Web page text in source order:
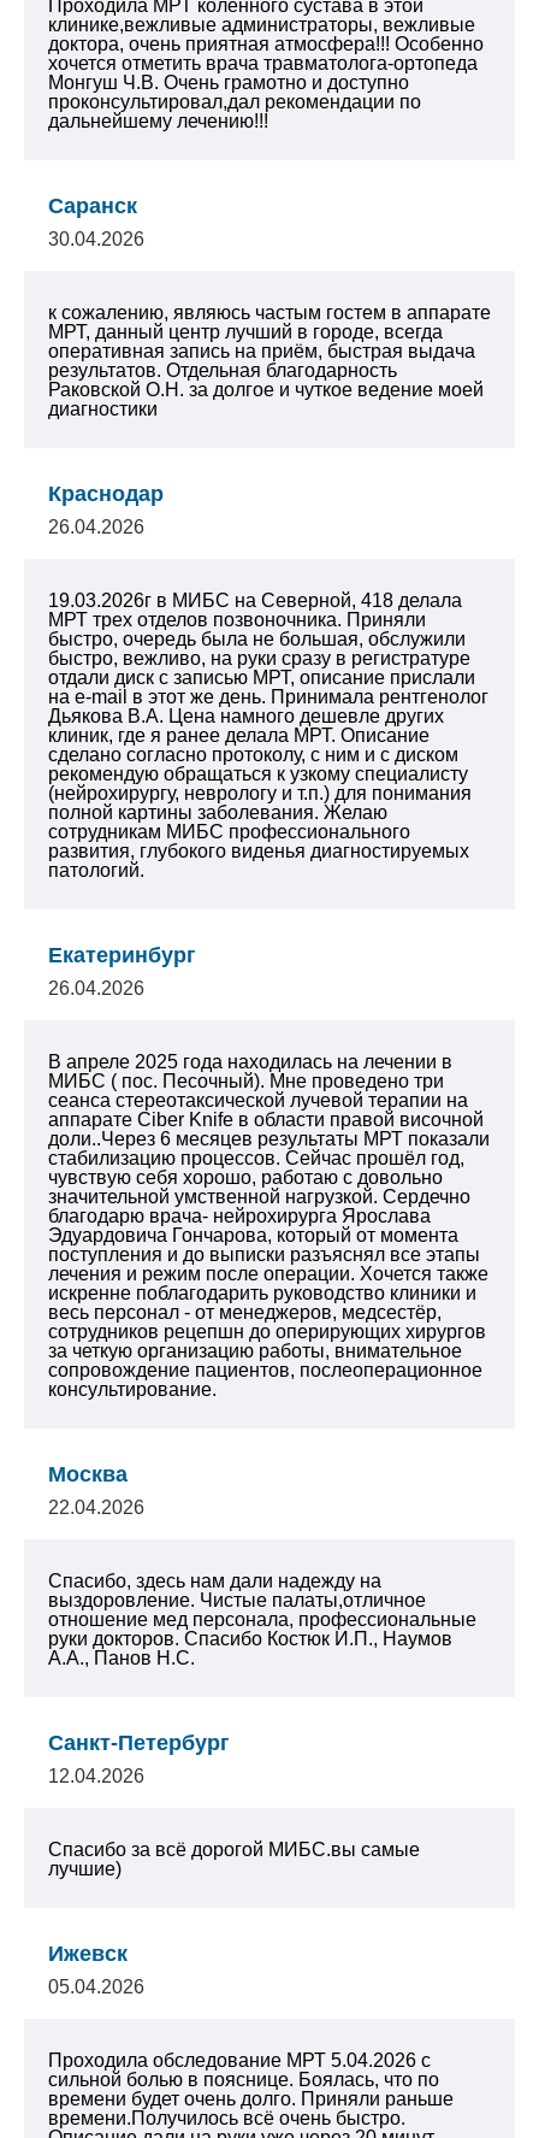
Проходила МРТ коленного сустава в этой
клинике,вежливые администраторы, вежливые
доктора, очень приятная атмосфера!!! Особенно
хочется отметить врача травматолога-ортопеда
Монгуш Ч.В. Очень грамотно и доступно
проконсультировал,дал рекомендации по
дальнейшему лечению!!!
Саранск
30.04.2026
к сожалению, являюсь частым гостем в аппарате
МРТ, данный центр лучший в городе, всегда
оперативная запись на приём, быстрая выдача
результатов. Отдельная благодарность
Раковской О.Н. за долгое и чуткое ведение моей
диагностики
Краснодар
26.04.2026
19.03.2026г в МИБС на Северной, 418 делала
МРТ трех отделов позвоночника. Приняли
быстро, очередь была не большая, обслужили
быстро, вежливо, на руки сразу в регистратуре
отдали диск с записью МРТ, описание прислали
на e-mail в этот же день. Принимала рентгенолог
Дьякова В.А. Цена намного дешевле других
клиник, где я ранее делала МРТ. Описание
сделано согласно протоколу, с ним и с диском
рекомендую обращаться к узкому специалисту
(нейрохирургу, неврологу и т.п.) для понимания
полной картины заболевания. Желаю
сотрудникам МИБС профессионального
развития, глубокого виденья диагностируемых
патологий.
Екатеринбург
26.04.2026
В апреле 2025 года находилась на лечении в
МИБС ( пос. Песочный). Мне проведено три
сеанса стереотаксической лучевой терапии на
аппарате Ciber Knife в области правой височной
доли..Через 6 месяцев результаты МРТ показали
стабилизацию процессов. Сейчас прошёл год,
чувствую себя хорошо, работаю с довольно
значительной умственной нагрузкой. Сердечно
благодарю врача- нейрохирурга Ярослава
Эдуардовича Гончарова, который от момента
поступления и до выписки разъяснял все этапы
лечения и режим после операции. Хочется также
искренне поблагодарить руководство клиники и
весь персонал - от менеджеров, медсестёр,
сотрудников рецепшн до оперирующих хирургов
за четкую организацию работы, внимательное
сопровождение пациентов, послеоперационное
консультирование.
Москва
22.04.2026
Спасибо, здесь нам дали надежду на
выздоровление. Чистые палаты,отличное
отношение мед персонала, профессиональные
руки докторов. Спасибо Костюк И.П., Наумов
А.А., Панов Н.С.
Санкт-Петербург
12.04.2026
Спасибо за всё дорогой МИБС.вы самые
лучшие)
Ижевск
05.04.2026
Проходила обследование МРТ 5.04.2026 с
сильной болью в пояснице. Боялась, что по
времени будет очень долго. Приняли раньше
времени.Получилось всё очень быстро.